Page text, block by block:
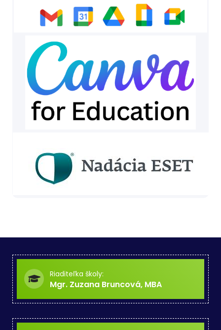
Riaditeľka školy:
Mgr. Zuzana Bruncová, MBA